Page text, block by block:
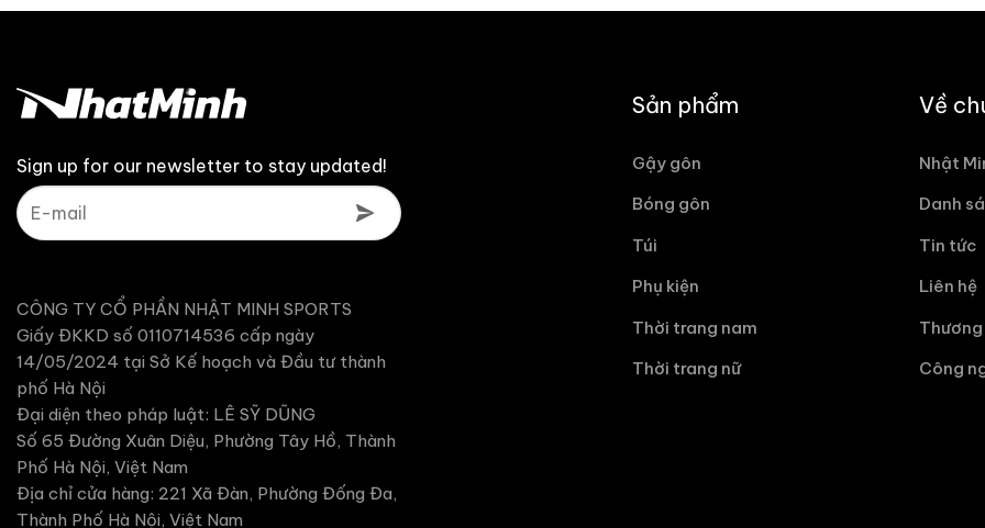
31,500,000 ₫. là: 10,500,000 ₫.là:
Sign up for our newsletter to stay updated!
CÔNG TY CỔ PHẦN NHẬT MINH SPORTS
Giấy ĐKKD số 0110714536 cấp ngày
14/05/2024 tại Sở Kế hoạch và Đầu tư thành
phố Hà Nội
Đại diện theo pháp luật: LÊ SỸ DŨNG
Số 65 Đường Xuân Diệu, Phường Tây Hồ, Thành
Phố Hà Nội, Việt Nam
Địa chỉ cửa hàng: 221 Xã Đàn, Phường Đống Đa,
Thành Phố Hà Nội, Việt Nam
Sản phẩm
Gậy gôn
Bóng gôn
Túi
Phụ kiện
Thời trang nam
Thời trang nữ
Về
Nhật
Danh
Tin tức
Liên hệ
Công